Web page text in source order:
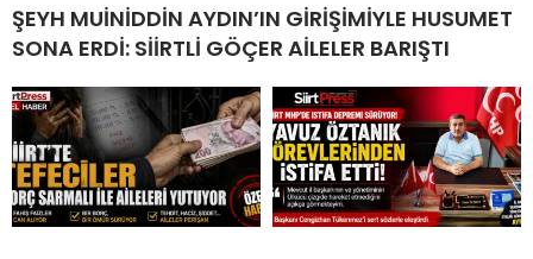
ŞEYH MUİNİDDİN AYDIN’IN GİRİŞİMİYLE HUSUMET
SONA ERDİ: SİİRTLİ GÖÇER AİLELER BARIŞTI